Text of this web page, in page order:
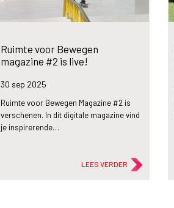
Ruimte voor Bewegen
magazine #2 is live!
30 sep 2025
Ruimte voor Bewegen Magazine #2 is
verschenen. In dit digitale magazine vind
je inspirerende…
LEES VERDER